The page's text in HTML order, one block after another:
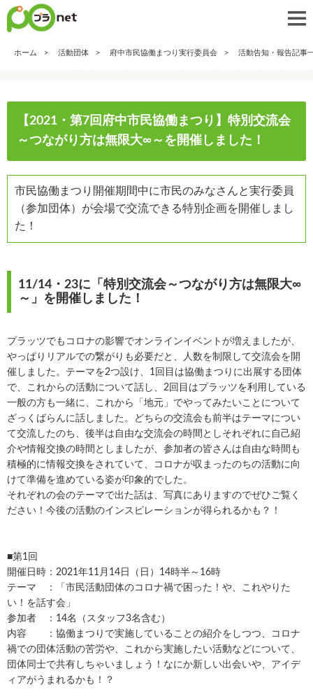
ホーム 活動団体 府中市民協働まつり実行委員会 活動告知・報告記事
【2021・第7回府中市民協働まつり】特別交流会
～つながり方は無限大∞～を開催しました！
市民協働まつり開催期間中に市民のみなさんと実行委員
（参加団体）が会場で交流できる特別企画を開催しまし
た！
11/14・23に「特別交流会～つながり方は無限大∞
～」を開催しました！
プラッツでもコロナの影響でオンラインイベントが増えましたが、
やっぱりリアルでの繋がりも必要だと、人数を制限して交流会を開
催しました。テーマを2つ設け、1回目は協働まつりに出展する団体
で、これからの活動について話し、2回目はプラッツを利用している
一般の方も一緒に、これから「地元」でやってみたいことについて
ざっくばらんに話しました。どちらの交流会も前半はテーマについ
て交流したのち、後半は自由な交流会の時間としそれぞれに自己紹
介や情報交換の時間としましたが、参加者の皆さんは自由な時間も
積極的に情報交換をされていて、コロナが収まったのちの活動に向
けて準備を進めている姿が印象的でした。
それぞれの会のテーマで出た話は、写真にありますのでぜひご覧く
ださい！今後の活動のインスピレーションが得られるかも？！
■第1回
開催日時：2021年11月14日（日）14時半～16時
テーマ ：「市民活動団体のコロナ禍で困った！や、これやりた
い！を話す会」
参加者 ：14名（スタッフ3名含む）
内容 ：協働まつりで実施していることの紹介をしつつ、コロナ
禍での団体活動の苦労や、これから実施したい活動などについて、
団体同士で共有しちゃいましょう！なにか新しい出会いや、アイデ
ィアがうまれるかも！？